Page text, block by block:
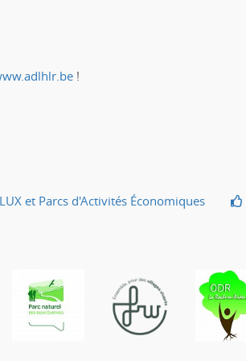
!
et Parcs d'Activités Économiques